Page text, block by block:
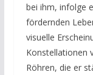
bei ihm, infolge
fördernden
visuelle
Konstellationen
Röhren, die er